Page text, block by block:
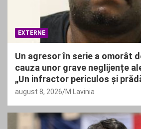
EXTERNE
Un agresor în serie a omorât
cauza unor grave neglijențe
„Un infractor periculos și
august 8, 2026 M Lavinia